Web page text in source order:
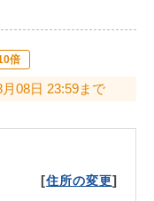
倍
08日 23:59まで
[住所の変更]